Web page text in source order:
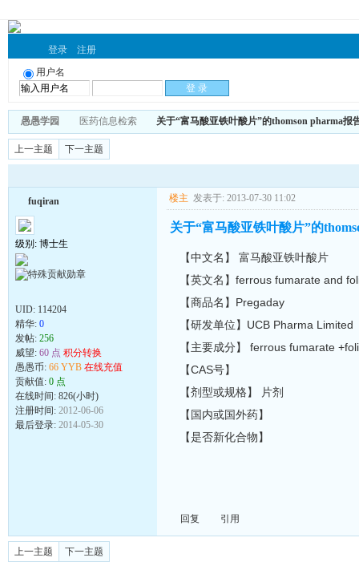
登录 注册
用户名
愚愚学园 医药信息检索 关于“富马酸亚铁叶酸片”的thomson pharma报
上一主题 下一主题
fuqiran
级别: 博士生
UID: 114204
精华: 0
发帖: 256
威望: 60 点 积分转换
愚愚币: 66 YYB 在线充值
贡献值: 0 点
在线时间: 826(小时)
注册时间: 2012-06-06
最后登录: 2014-05-30
楼主 发表于: 2013-07-30 11:02
关于“富马酸亚铁叶酸片”的
【中文名】 富马酸亚铁叶酸片
【英文名】ferrous fumarate and
【商品名】Pregaday
【研发单位】UCB Pharma Limited
【主要成分】 ferrous fumarate
【CAS号】
【剂型或规格】 片剂
【国内或国外药】
【是否新化合物】
回复 引用
上一主题 下一主题